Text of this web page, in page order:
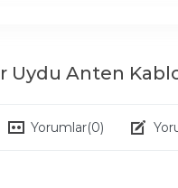
Uydu Anten
Yorumlar(0)